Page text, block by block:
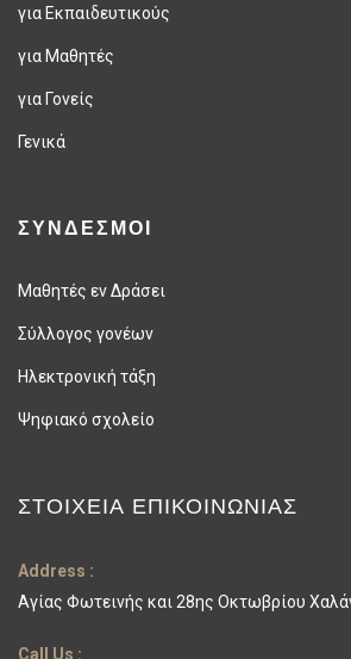
για Εκπαιδευτικούς
για Μαθητές
για Γονείς
Γενικά
ΣΥΝΔΕΣΜΟΙ
Μαθητές εν Δράσει
Σύλλογος γονέων
Ηλεκτρονική τάξη
Ψηφιακό σχολείο
ΣΤΟΙΧΕΊΑ ΕΠΙΚΟΙΝΩΝΊΑΣ
Address :
Αγίας Φωτεινής και 28ης Οκτωβρίου
Call Us :